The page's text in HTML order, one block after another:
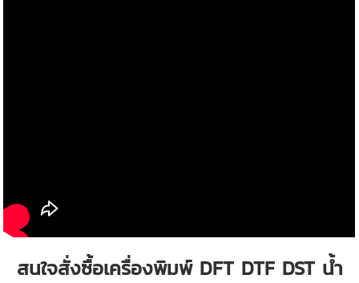
สนใจสั่งซื้อเครื่องพิมพ์ DFT DTF DST น้ำ